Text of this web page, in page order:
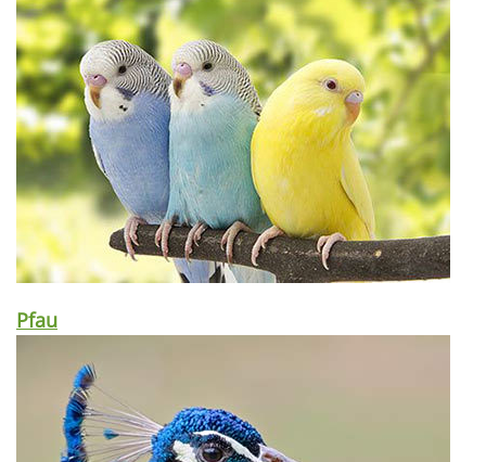
Pfau